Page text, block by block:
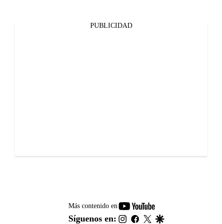
PUBLICIDAD
Más contenido en
youtube-
footer
Síguenos en: instagram
facebook
twitter